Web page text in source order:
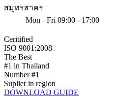
สมุทรสาคร
Mon - Fri 09:00 - 17:00
Ceritified
ISO 9001:2008
The Best
#1 in Thailand
Number #1
Suplier in region
DOWNLOAD GUIDE